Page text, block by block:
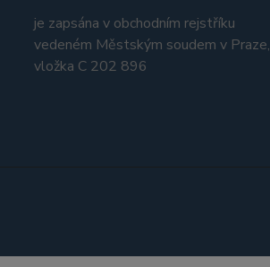
je zapsána v obchodním rejstříku
vedeném Městským soudem v Praze,
vložka C 202 896